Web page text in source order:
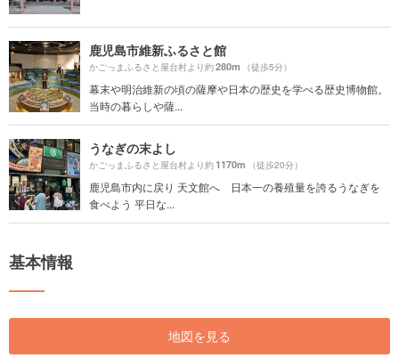
鹿児島市維新ふるさと館
かごっまふるさと屋台村より約280m （徒歩5分）
幕末や明治維新の頃の薩摩や日本の歴史を学べる歴史博物館。
当時の暮らしや薩...
うなぎの末よし
かごっまふるさと屋台村より約1170m （徒歩20分）
鹿児島市内に戻り 天文館へ 日本一の養殖量を誇るうなぎを
食べよう 平日な...
基本情報
地図を見る